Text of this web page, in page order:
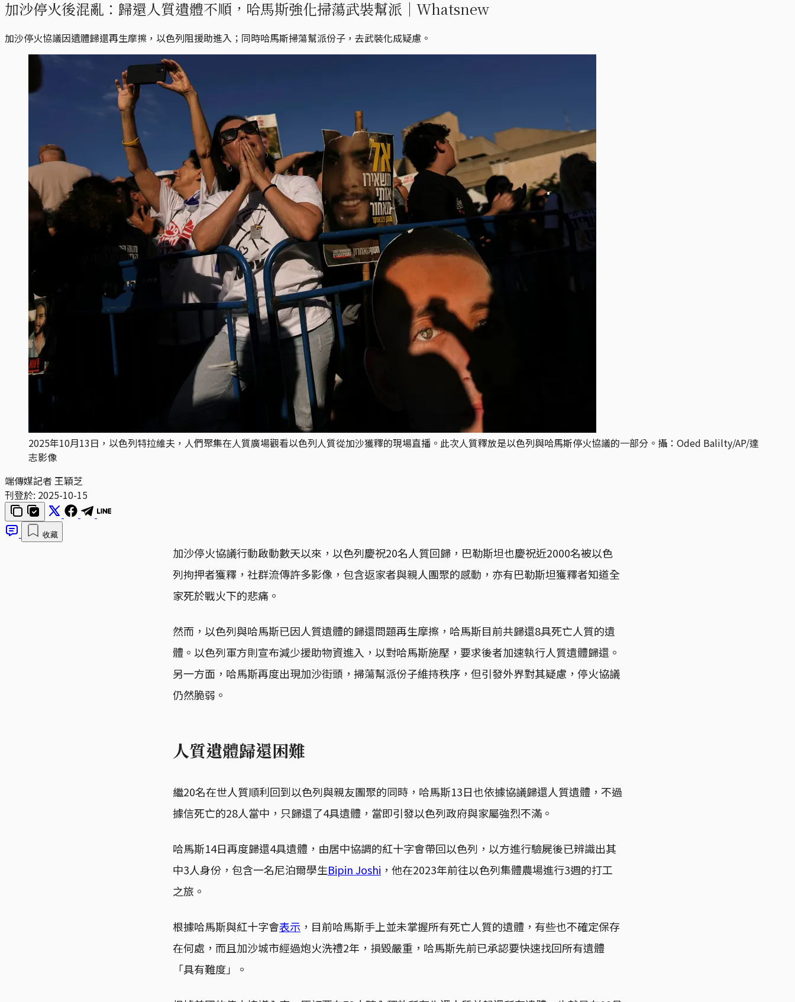
加沙停火後混亂：歸還人質遺體不順，哈馬斯強化掃蕩武裝幫派｜Whatsnew
加沙停火協議因遺體歸還再生摩擦，以色列阻援助進入；同時哈馬斯掃蕩幫派份子，去武裝化成疑慮。
2025年10月13日，以色列特拉維夫，人們聚集在人質廣場觀看以色列人質從加沙獲釋的現場直播。此次人質釋放是以色列與哈馬斯停火協議的一部分。攝：Oded Balilty/AP/達
志影像
端傳媒記者 王穎芝
刊登於: 2025-10-15
收藏
加沙停火協議行動啟動數天以來，以色列慶祝20名人質回歸，巴勒斯坦也慶祝近2000名被以色
列拘押者獲釋，社群流傳許多影像，包含返家者與親人團聚的感動，亦有巴勒斯坦獲釋者知道全
家死於戰火下的悲痛。
然而，以色列與哈馬斯已因人質遺體的歸還問題再生摩擦，哈馬斯目前共歸還8具死亡人質的遺
體。以色列軍方則宣布減少援助物資進入，以對哈馬斯施壓，要求後者加速執行人質遺體歸還。
另一方面，哈馬斯再度出現加沙街頭，掃蕩幫派份子維持秩序，但引發外界對其疑慮，停火協議
仍然脆弱。
人質遺體歸還困難
繼20名在世人質順利回到以色列與親友團聚的同時，哈馬斯13日也依據協議歸還人質遺體，不過
據信死亡的28人當中，只歸還了4具遺體，當即引發以色列政府與家屬強烈不滿。
哈馬斯14日再度歸還4具遺體，由居中協調的紅十字會帶回以色列，以方進行驗屍後已辨識出其
中3人身份，包含一名尼泊爾學生Bipin Joshi ，他在2023年前往以色列集體農場進行3週的打工
之旅。
根據哈馬斯與紅十字會表示 ，目前哈馬斯手上並未掌握所有死亡人質的遺體，有些也不確定保存
在何處，而且加沙城市經過炮火洗禮2年，損毀嚴重，哈馬斯先前已承認要快速找回所有遺體
「具有難度」。